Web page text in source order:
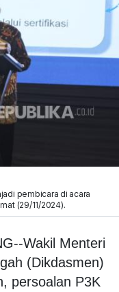
pembicara di acara
(29/11/2024).
Wakil Menteri
(Dikdasmen)
persoalan P3K